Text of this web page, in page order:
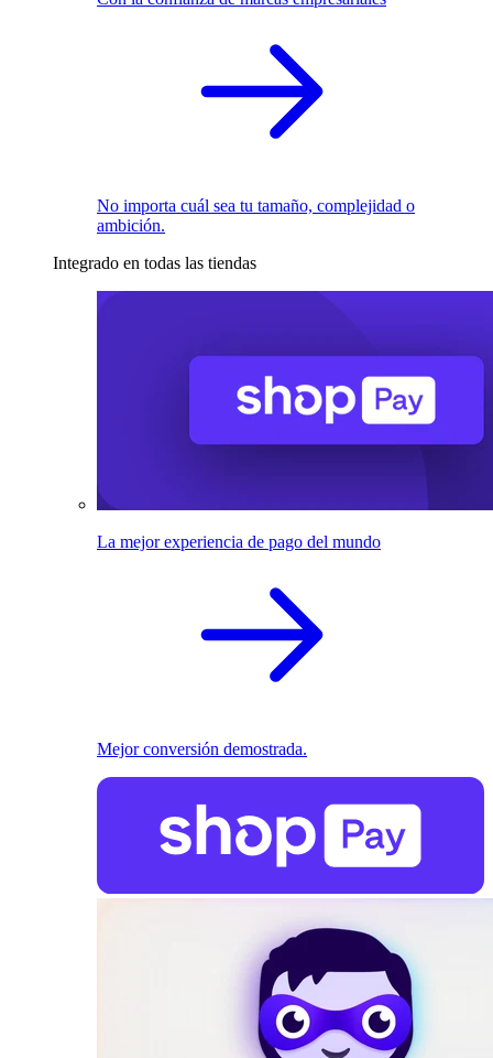
No importa cuál sea tu tamaño, complejidad o
ambición.
Integrado en todas las tiendas
La mejor experiencia de pago del mundo
Mejor conversión demostrada.